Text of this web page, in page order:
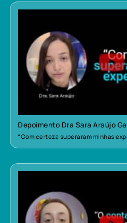
Depoimento Dra Sara Araújo
“Com certeza superaram minhas